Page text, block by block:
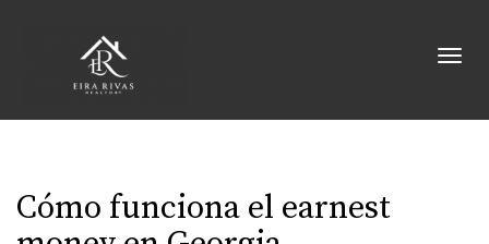
Cómo funciona el earnest